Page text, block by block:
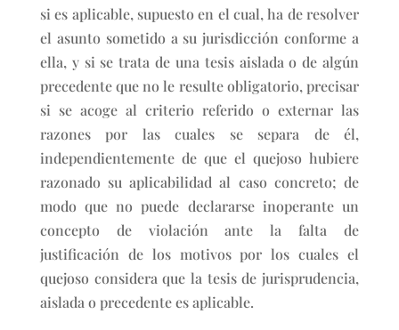
si es aplicable, supuesto en el cual, ha de resolver
el asunto sometido a su jurisdicción conforme a
ella, y si se trata de una tesis aislada o de algún
precedente que no le resulte obligatorio, precisar
si se acoge al criterio referido o externar las
razones por las cuales se separa de él,
independientemente de que el quejoso hubiere
razonado su aplicabilidad al caso concreto; de
modo que no puede declararse inoperante un
concepto de violación ante la falta de
justificación de los motivos por los cuales el
quejoso considera que la tesis de jurisprudencia,
aislada o precedente es aplicable.